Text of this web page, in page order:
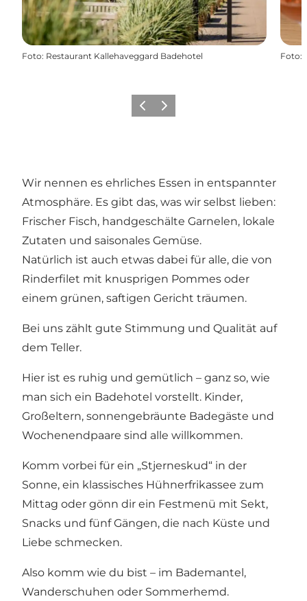
Foto: Restaurant Kallehaveggard Badehotel Foto:
ZurückWeiter
Wir nennen es ehrliches Essen in entspannter
Atmosphäre. Es gibt das, was wir selbst lieben:
Frischer Fisch, handgeschälte Garnelen, lokale
Zutaten und saisonales Gemüse.
Natürlich ist auch etwas dabei für alle, die von
Rinderfilet mit knusprigen Pommes oder
einem grünen, saftigen Gericht träumen.
Bei uns zählt gute Stimmung und Qualität auf
dem Teller.
Hier ist es ruhig und gemütlich – ganz so, wie
man sich ein Badehotel vorstellt. Kinder,
Großeltern, sonnengebräunte Badegäste und
Wochenendpaare sind alle willkommen.
Komm vorbei für ein „Stjerneskud“ in der
Sonne, ein klassisches Hühnerfrikassee zum
Mittag oder gönn dir ein Festmenü mit Sekt,
Snacks und fünf Gängen, die nach Küste und
Liebe schmecken.
Also komm wie du bist – im Bademantel,
Wanderschuhen oder Sommerhemd.